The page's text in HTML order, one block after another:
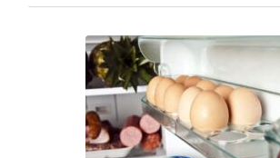
приготовлению. В отличие от печатных
контент, расширять коллекции блюд и
функции. Ниже …